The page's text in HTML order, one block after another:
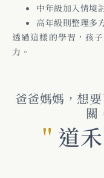
中年級加入情境
高年級則整理多
透過這樣的學習，孩
力。
爸爸媽媽，想
關
＂ 道